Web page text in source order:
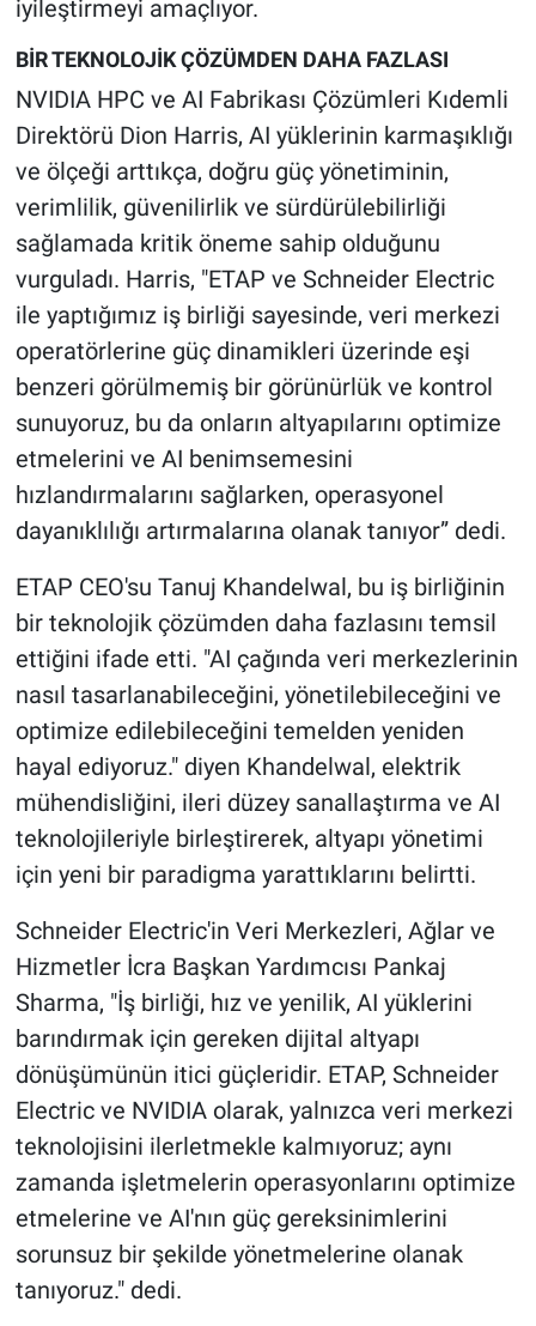
iyileştirmeyi amaçlıyor.
BİR TEKNOLOJİK ÇÖZÜMDEN DAHA FAZLASI
NVIDIA HPC ve AI Fabrikası Çözümleri Kıdemli
Direktörü Dion Harris, AI yüklerinin karmaşıklığı
ve ölçeği arttıkça, doğru güç yönetiminin,
verimlilik, güvenilirlik ve sürdürülebilirliği
sağlamada kritik öneme sahip olduğunu
vurguladı. Harris, "ETAP ve Schneider Electric
ile yaptığımız iş birliği sayesinde, veri merkezi
operatörlerine güç dinamikleri üzerinde eşi
benzeri görülmemiş bir görünürlük ve kontrol
sunuyoruz, bu da onların altyapılarını optimize
etmelerini ve AI benimsemesini
hızlandırmalarını sağlarken, operasyonel
dayanıklılığı artırmalarına olanak tanıyor” dedi.
ETAP CEO'su Tanuj Khandelwal, bu iş birliğinin
bir teknolojik çözümden daha fazlasını temsil
ettiğini ifade etti. "AI çağında veri merkezlerinin
nasıl tasarlanabileceğini, yönetilebileceğini ve
optimize edilebileceğini temelden yeniden
hayal ediyoruz." diyen Khandelwal, elektrik
mühendisliğini, ileri düzey sanallaştırma ve AI
teknolojileriyle birleştirerek, altyapı yönetimi
için yeni bir paradigma yarattıklarını belirtti.
Schneider Electric'in Veri Merkezleri, Ağlar ve
Hizmetler İcra Başkan Yardımcısı Pankaj
Sharma, "İş birliği, hız ve yenilik, AI yüklerini
barındırmak için gereken dijital altyapı
dönüşümünün itici güçleridir. ETAP, Schneider
Electric ve NVIDIA olarak, yalnızca veri merkezi
teknolojisini ilerletmekle kalmıyoruz; aynı
zamanda işletmelerin operasyonlarını optimize
etmelerine ve AI'nın güç gereksinimlerini
sorunsuz bir şekilde yönetmelerine olanak
tanıyoruz." dedi.